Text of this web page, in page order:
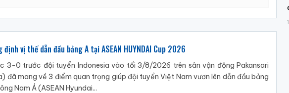
vị thế dẫn đầu bảng A tại ASEAN HUYNDAI Cup 2026
3-0 trước đội tuyển Indonesia vào tối 3/8/2026 trên sân vận động Pakansari
đã mang về 3 điểm quan trọng giúp đội tuyển Việt Nam vươn lên dẫn đầu bảng
Nam Á (ASEAN Hyundai...